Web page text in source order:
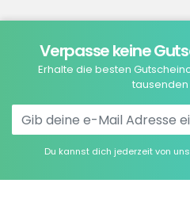
Verpasse keine
Erhalte die besten
tausenden
Du kannst dich jederzeit von